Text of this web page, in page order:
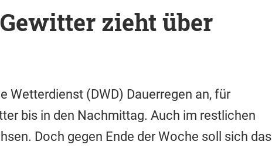
zieht über
Wetterdienst (DWD) Dauerregen an, für
bis in den Nachmittag. Auch im restlichen
Doch gegen Ende der Woche soll sich das